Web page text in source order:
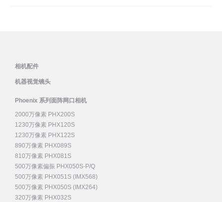
相机配件
机器视觉镜头
Phoenix 系列面阵网口相机
2000万像素 PHX200S
1230万像素 PHX120S
1230万像素 PHX122S
890万像素 PHX089S
810万像素 PHX081S
500万像素偏振 PHX050S-P/Q
500万像素 PHX051S (IMX568)
500万像素 PHX050S (IMX264)
320万像素 PHX032S